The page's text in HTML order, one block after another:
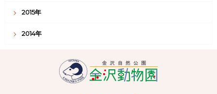
2015年
2014年